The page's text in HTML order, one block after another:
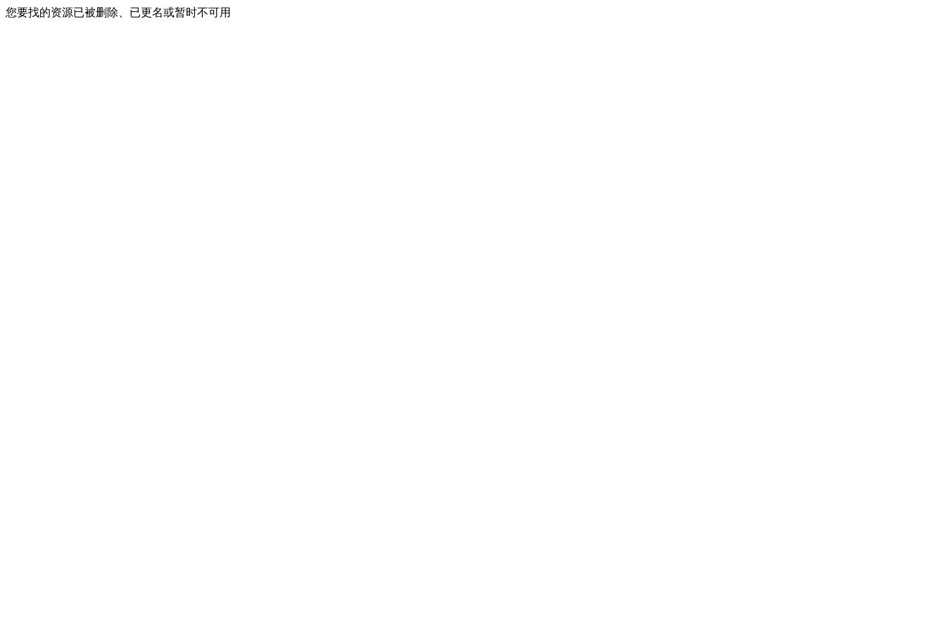
您要找的资源已被删除、已更名或暂时不可用